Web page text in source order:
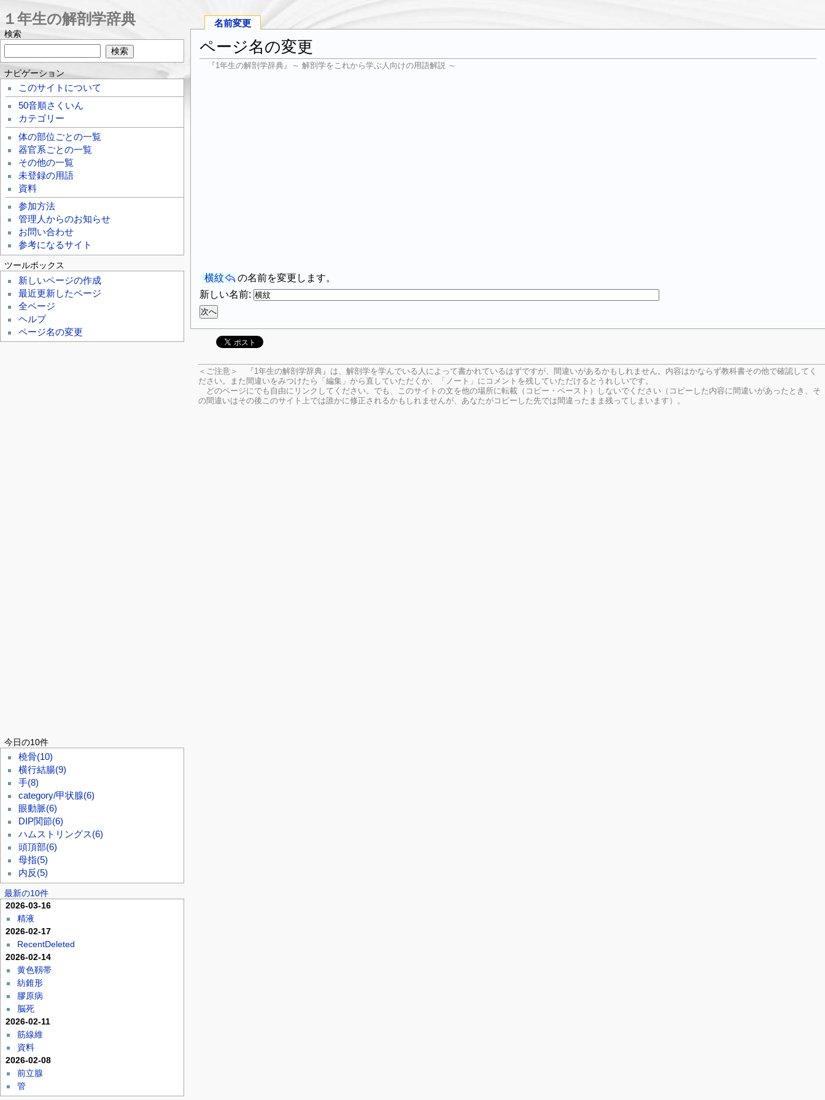
名前変更
ページ名の変更
『1年生の解剖学辞典』～ 解剖学をこれから学ぶ人向けの用語解説 ～
横紋
の名前を変更します。
新しい名前:
＜ご注意＞ 『1年生の解剖学辞典』は、解剖学を学んでいる人によって書かれているはずですが、間違いがあるかもしれません。内容はかならず教科書その他で確認してく
ださい。
また間違いをみつけたら「編集」から直していただくか、「ノート」にコメントを残していただけるとうれしいです。
どのページにでも自由にリンクしてください。でも、このサイトの文を他の場所に転載（コピー・ペースト）しないでください（コピーした内容に間違いがあったとき、そ
の間違いはその後このサイト上では誰かに修正されるかもしれませんが、あなたがコピーした先では間違ったまま残ってしまいます）。
１年生の解剖学辞典
検索
ナビゲーション
このサイトについて
50音順さくいん
カテゴリー
体の部位ごとの一覧
器官系ごとの一覧
その他の一覧
未登録の用語
資料
参加方法
管理人からのお知らせ
お問い合わせ
参考になるサイト
ツールボックス
新しいページの作成
最近更新したページ
全ページ
ヘルプ
ページ名の変更
今日の10件
橈骨(10)
横行結腸(9)
手(8)
category/甲状腺(6)
眼動脈(6)
DIP関節(6)
ハムストリングス(6)
頭頂部(6)
母指(5)
内反(5)
最新の10件
2026-03-16
精液
2026-02-17
RecentDeleted
2026-02-14
黄色靱帯
紡錐形
膠原病
脳死
2026-02-11
筋線維
資料
2026-02-08
前立腺
管